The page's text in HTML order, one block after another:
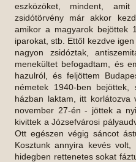
eszközöket, mindent,
zsidótörvény már akkor
amikor a magyarok bejöttek
iparokat, stb. Ettől kezdve
nagyon zsidóztak,
menekültet befogadtam, és
hazulról, és feljöttem
németek 1940-ben bejöttek,
házban laktam, itt
november 27-én - jöttek a
kivittek a Józsefvárosi
Ott egészen végig sáncot
Kosztunk annyira kevés
hidegben rettenetes sokat